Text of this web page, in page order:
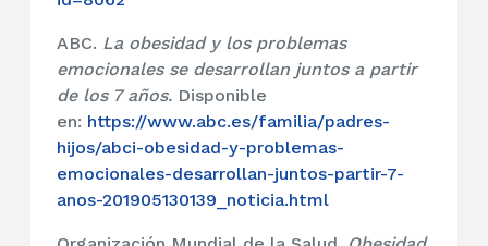
ABC. La obesidad y los problemas
emocionales se desarrollan juntos a partir
de los 7 años. Disponible
en: https://www.abc.es/familia/padres-
hijos/abci-obesidad-y-problemas-
emocionales-desarrollan-juntos-partir-7-
anos-201905130139_noticia.html